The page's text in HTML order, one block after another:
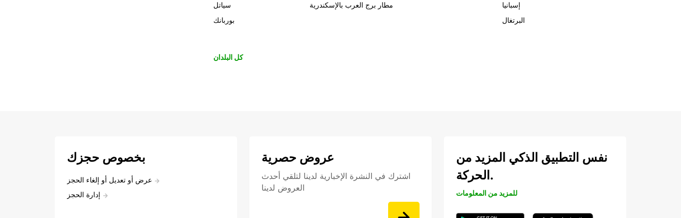
سياتل
بوربانك
مطار برج العرب بالإسكندرية
إسبانيا
البرتغال
كل البلدان
بخصوص حجزك
عرض أو تعديل أو إلغاء الحجز
إدارة الحجز
عروض حصرية
اشترك في النشرة الإخبارية لدينا لتلقي أحدث
العروض لدينا
نفس التطبيق الذكي المزيد من
الحركة.
للمزيد من المعلومات